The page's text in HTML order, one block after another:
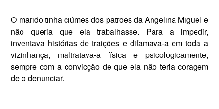
O marido tinha ciúmes dos pa­trões da Angelina Miguel e
não queria que ela trabalhasse. Para a impedir,
inventava histórias de traições e difamava-a em toda a
vi­zinhança, maltratava-a física e psicologicamente,
sempre com a convicção de que ela não teria co­ragem
de o denunciar.